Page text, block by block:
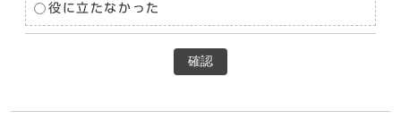
役に立たなかった
確認